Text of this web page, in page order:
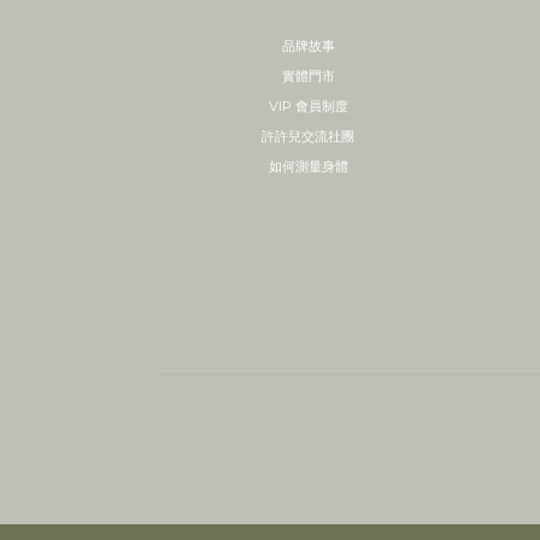
品牌故事
實體門市
VIP 會員制度
許許兒交流社團
如何測量身體